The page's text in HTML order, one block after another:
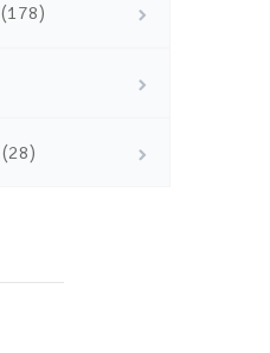
(178)
(28)